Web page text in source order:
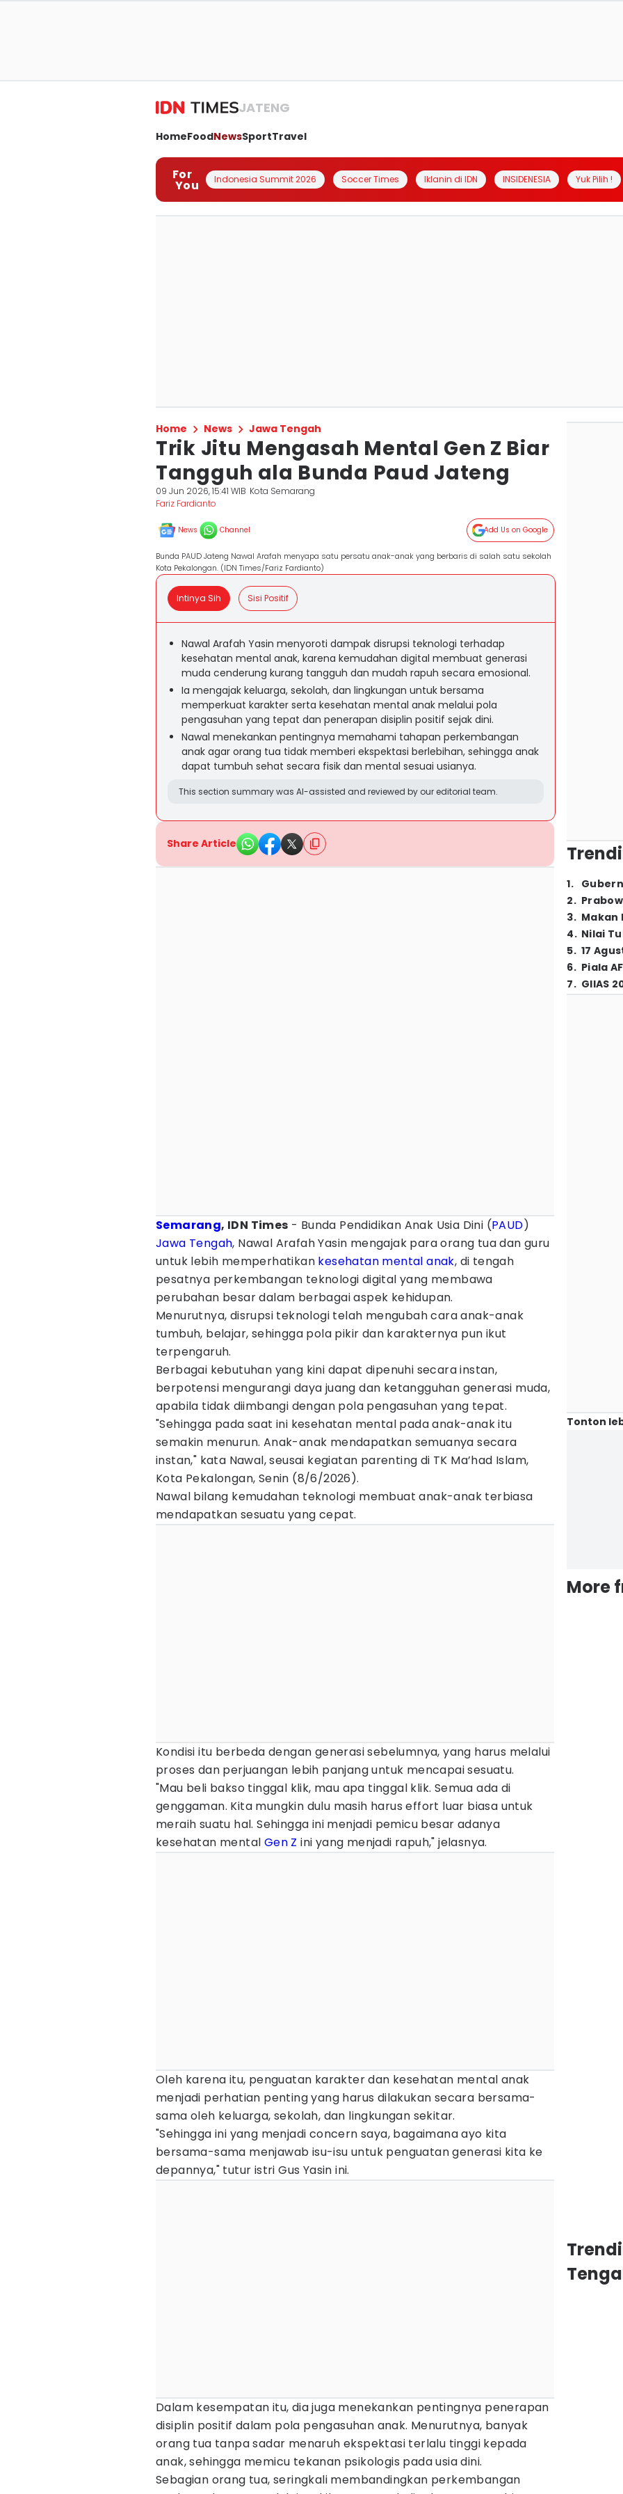
JATENG
HomeFoodNewsSportTravel
For
You Indonesia Summit 2026 Soccer Times Iklanin di IDN INSIDENESIA Yuk Pilih !
Home News Jawa Tengah
Trik Jitu Mengasah Mental Gen Z Biar
Tangguh ala Bunda Paud Jateng
09 Jun 2026, 15:41 WIB Kota Semarang
Fariz Fardianto
News Channel Add Us on Google
Bunda PAUD Jateng Nawal Arafah menyapa satu persatu anak-anak yang berbaris di salah satu sekolah
Kota Pekalongan. (IDN Times/Fariz Fardianto)
Intinya Sih Sisi Positif
Nawal Arafah Yasin menyoroti dampak disrupsi teknologi terhadap
kesehatan mental anak, karena kemudahan digital membuat generasi
muda cenderung kurang tangguh dan mudah rapuh secara emosional.
Ia mengajak keluarga, sekolah, dan lingkungan untuk bersama
memperkuat karakter serta kesehatan mental anak melalui pola
pengasuhan yang tepat dan penerapan disiplin positif sejak dini.
Nawal menekankan pentingnya memahami tahapan perkembangan
anak agar orang tua tidak memberi ekspektasi berlebihan, sehingga anak
dapat tumbuh sehat secara fisik dan mental sesuai usianya.
This section summary was AI-assisted and reviewed by our editorial team.
Share Article
Semarang, IDN Times - Bunda Pendidikan Anak Usia Dini (PAUD)
Jawa Tengah, Nawal Arafah Yasin mengajak para orang tua dan guru
untuk lebih memperhatikan kesehatan mental anak, di tengah
pesatnya perkembangan teknologi digital yang membawa
perubahan besar dalam berbagai aspek kehidupan.
Menurutnya, disrupsi teknologi telah mengubah cara anak-anak
tumbuh, belajar, sehingga pola pikir dan karakternya pun ikut
terpengaruh.
Berbagai kebutuhan yang kini dapat dipenuhi secara instan,
berpotensi mengurangi daya juang dan ketangguhan generasi muda,
apabila tidak diimbangi dengan pola pengasuhan yang tepat.
"Sehingga pada saat ini kesehatan mental pada anak-anak itu
semakin menurun. Anak-anak mendapatkan semuanya secara
instan," kata Nawal, seusai kegiatan parenting di TK Ma’had Islam,
Kota Pekalongan, Senin (8/6/2026).
Nawal bilang kemudahan teknologi membuat anak-anak terbiasa
mendapatkan sesuatu yang cepat.
Kondisi itu berbeda dengan generasi sebelumnya, yang harus melalui
proses dan perjuangan lebih panjang untuk mencapai sesuatu.
"Mau beli bakso tinggal klik, mau apa tinggal klik. Semua ada di
genggaman. Kita mungkin dulu masih harus effort luar biasa untuk
meraih suatu hal. Sehingga ini menjadi pemicu besar adanya
kesehatan mental Gen Z ini yang menjadi rapuh," jelasnya.
Oleh karena itu, penguatan karakter dan kesehatan mental anak
menjadi perhatian penting yang harus dilakukan secara bersama-
sama oleh keluarga, sekolah, dan lingkungan sekitar.
"Sehingga ini yang menjadi concern saya, bagaimana ayo kita
bersama-sama menjawab isu-isu untuk penguatan generasi kita ke
depannya," tutur istri Gus Yasin ini.
Dalam kesempatan itu, dia juga menekankan pentingnya penerapan
disiplin positif dalam pola pengasuhan anak. Menurutnya, banyak
orang tua tanpa sadar menaruh ekspektasi terlalu tinggi kepada
anak, sehingga memicu tekanan psikologis pada usia dini.
Sebagian orang tua, seringkali membandingkan perkembangan
1.
2.
3. Makan
4. Nilai
5. 17
6. Piala
7. GIIAS
Tonton
More